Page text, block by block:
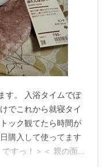
す。 入浴タイムでぽ
でこれから就寝タイ
ック観てたら時間が
購入して使ってます
すっ！＞＜ 親の面